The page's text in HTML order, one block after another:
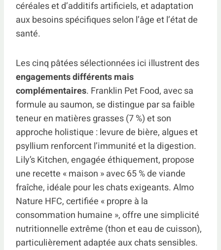
céréales et d’additifs artificiels, et adaptation
aux besoins spécifiques selon l’âge et l’état de
santé.
Les cinq pâtées sélectionnées ici illustrent des
engagements différents mais
complémentaires. Franklin Pet Food, avec sa
formule au saumon, se distingue par sa faible
teneur en matières grasses (7 %) et son
approche holistique : levure de bière, algues et
psyllium renforcent l’immunité et la digestion.
Lily’s Kitchen, engagée éthiquement, propose
une recette « maison » avec 65 % de viande
fraîche, idéale pour les chats exigeants. Almo
Nature HFC, certifiée « propre à la
consommation humaine », offre une simplicité
nutritionnelle extrême (thon et eau de cuisson),
particulièrement adaptée aux chats sensibles.